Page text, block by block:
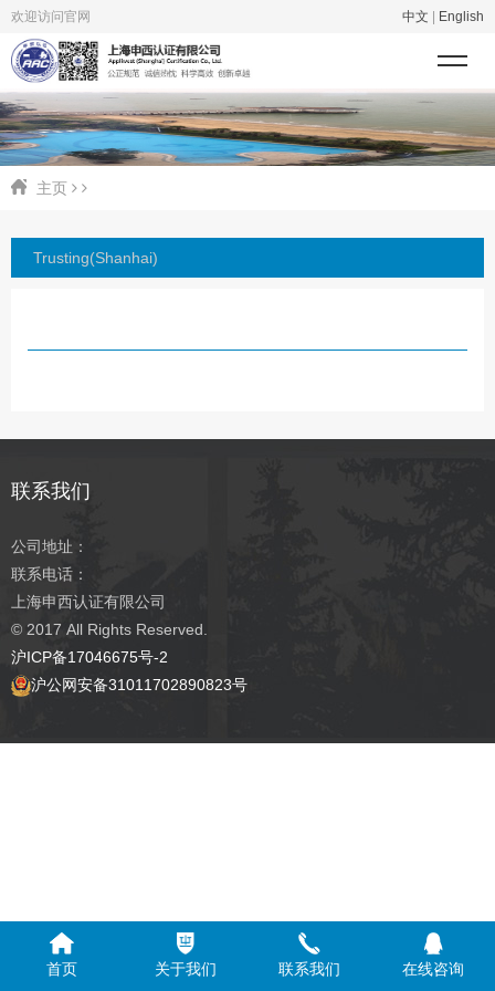
欢迎访问官网 中文 English
主页
Trusting(Shanhai)
联系我们
公司地址：
联系电话：
上海申西认证有限公司
© 2017 All Rights Reserved.
沪ICP备17046675号-2
沪公网安备31011702890823号
首页 关于我们 联系我们 在线咨询